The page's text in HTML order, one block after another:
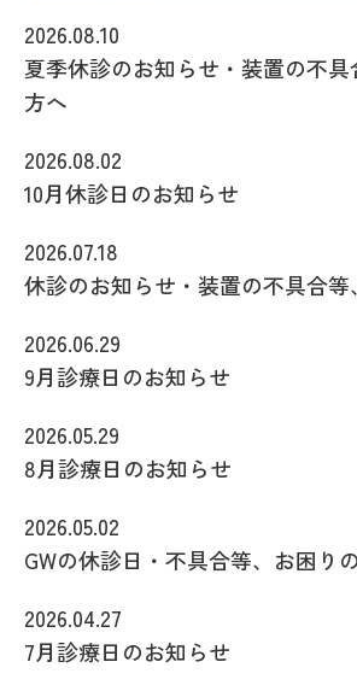
2026.08.10
夏季休診のお知らせ・装置の不
方へ
2026.08.02
10月休診日のお知らせ
2026.07.18
休診のお知らせ・装置の不具合
2026.06.29
9月診療日のお知らせ
2026.05.29
8月診療日のお知らせ
2026.05.02
GWの休診日・不具合等、お困り
2026.04.27
7月診療日のお知らせ